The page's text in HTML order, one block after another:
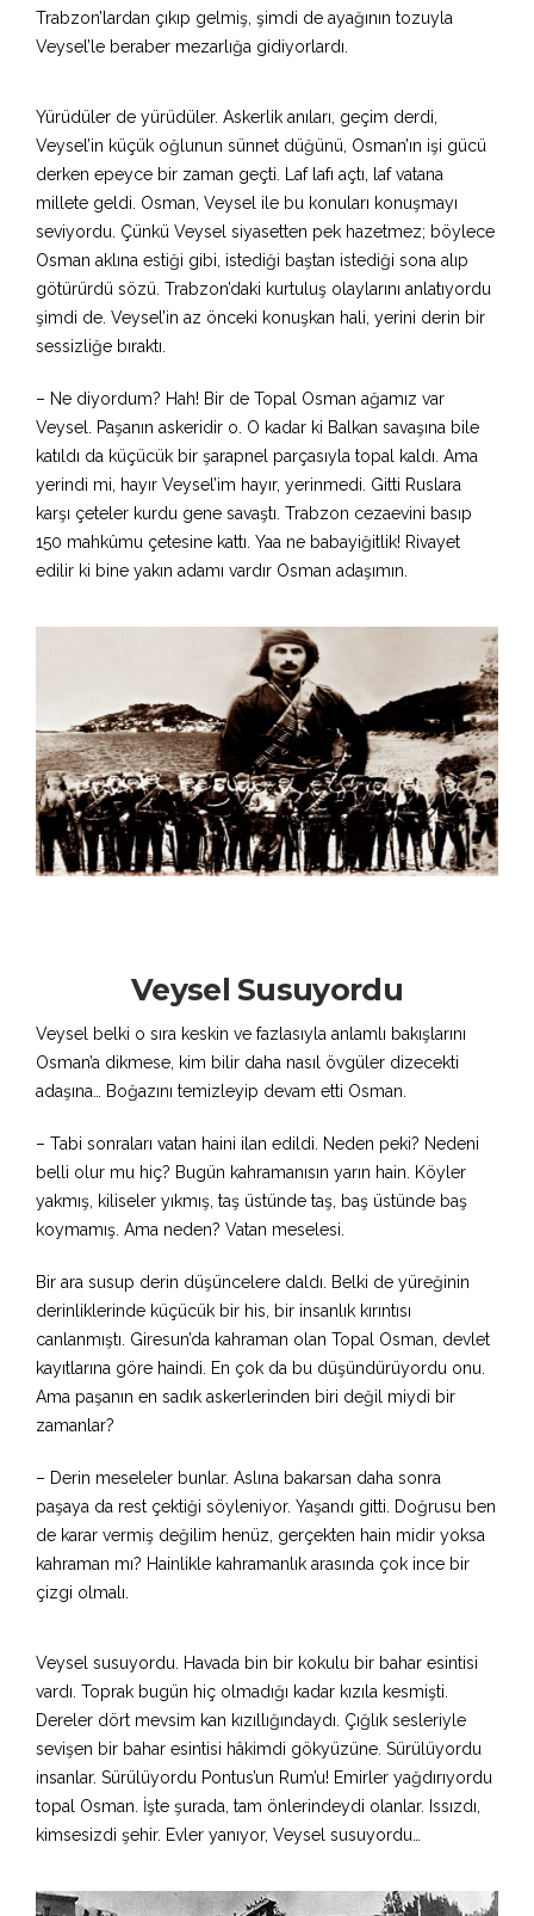
Trabzon’lardan çıkıp gelmiş, şimdi de ayağının tozuyla
Veysel’le beraber mezarlığa gidiyorlardı.
Yürüdüler de yürüdüler. Askerlik anıları, geçim derdi,
Veysel’in küçük oğlunun sünnet düğünü, Osman’ın işi gücü
derken epeyce bir zaman geçti. Laf lafı açtı, laf vatana
millete geldi. Osman, Veysel ile bu konuları konuşmayı
seviyordu. Çünkü Veysel siyasetten pek hazetmez; böylece
Osman aklına estiği gibi, istediği baştan istediği sona alıp
götürürdü sözü. Trabzon’daki kurtuluş olaylarını anlatıyordu
şimdi de. Veysel’in az önceki konuşkan hali, yerini derin bir
sessizliğe bıraktı.
– Ne diyordum? Hah! Bir de Topal Osman ağamız var
Veysel. Paşanın askeridir o. O kadar ki Balkan savaşına bile
katıldı da küçücük bir şarapnel parçasıyla topal kaldı. Ama
yerindi mi, hayır Veysel’im hayır, yerinmedi. Gitti Ruslara
karşı çeteler kurdu gene savaştı. Trabzon cezaevini basıp
150 mahkûmu çetesine kattı. Yaa ne babayiğitlik! Rivayet
edilir ki bine yakın adamı vardır Osman adaşımın.
Veysel Susuyordu
Veysel belki o sıra keskin ve fazlasıyla anlamlı bakışlarını
Osman’a dikmese, kim bilir daha nasıl övgüler dizecekti
adaşına… Boğazını temizleyip devam etti Osman.
– Tabi sonraları vatan haini ilan edildi. Neden peki? Nedeni
belli olur mu hiç? Bugün kahramanısın yarın hain. Köyler
yakmış, kiliseler yıkmış, taş üstünde taş, baş üstünde baş
koymamış. Ama neden? Vatan meselesi.
Bir ara susup derin düşüncelere daldı. Belki de yüreğinin
derinliklerinde küçücük bir his, bir insanlık kırıntısı
canlanmıştı. Giresun’da kahraman olan Topal Osman, devlet
kayıtlarına göre haindi. En çok da bu düşündürüyordu onu.
Ama paşanın en sadık askerlerinden biri değil miydi bir
zamanlar?
– Derin meseleler bunlar. Aslına bakarsan daha sonra
paşaya da rest çektiği söyleniyor. Yaşandı gitti. Doğrusu ben
de karar vermiş değilim henüz, gerçekten hain midir yoksa
kahraman mı? Hainlikle kahramanlık arasında çok ince bir
çizgi olmalı.
Veysel susuyordu. Havada bin bir kokulu bir bahar esintisi
vardı. Toprak bugün hiç olmadığı kadar kızıla kesmişti.
Dereler dört mevsim kan kızıllığındaydı. Çığlık sesleriyle
sevişen bir bahar esintisi hâkimdi gökyüzüne. Sürülüyordu
insanlar. Sürülüyordu Pontus’un Rum’u! Emirler yağdırıyordu
topal Osman. İşte şurada, tam önlerindeydi olanlar. Issızdı,
kimsesizdi şehir. Evler yanıyor, Veysel susuyordu…